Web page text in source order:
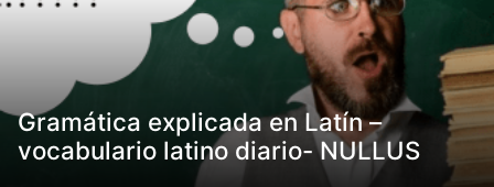
Gramática explicada en Latín –
vocabulario latino diario- NULLUS